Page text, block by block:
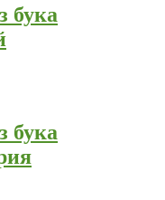
бука
бука